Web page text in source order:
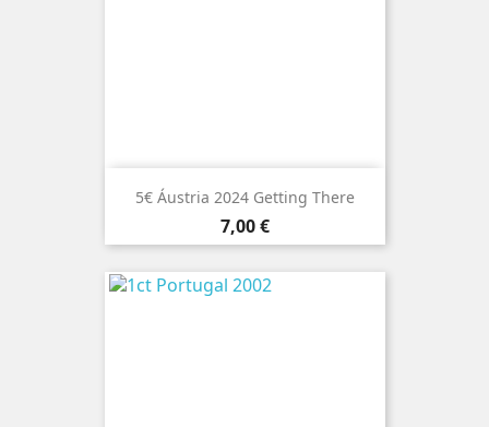
5€ Áustria 2024 Getting There
Preço
7,00 €